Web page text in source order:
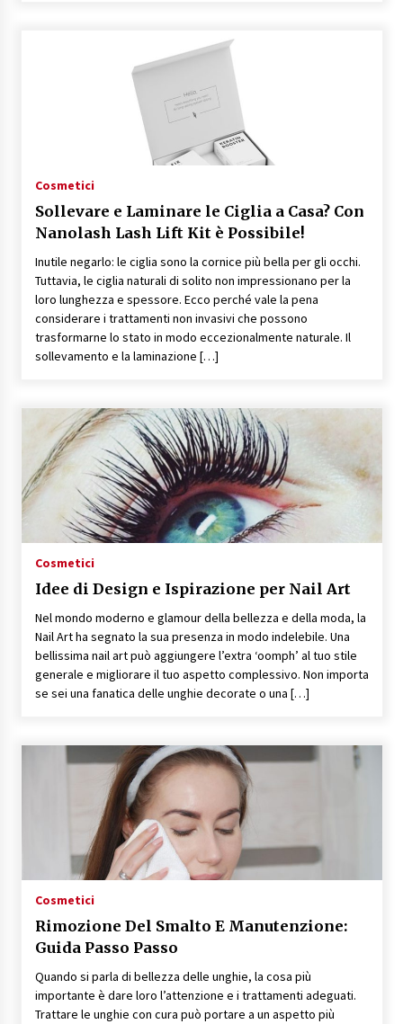
Cosmetici
Sollevare e Laminare le Ciglia a Casa? Con
Nanolash Lash Lift Kit è Possibile!
Inutile negarlo: le ciglia sono la cornice più bella per gli occhi.
Tuttavia, le ciglia naturali di solito non impressionano per la
loro lunghezza e spessore. Ecco perché vale la pena
considerare i trattamenti non invasivi che possono
trasformarne lo stato in modo eccezionalmente naturale. Il
sollevamento e la laminazione […]
Cosmetici
Idee di Design e Ispirazione per Nail Art
Nel mondo moderno e glamour della bellezza e della moda, la
Nail Art ha segnato la sua presenza in modo indelebile. Una
bellissima nail art può aggiungere l’extra ‘oomph’ al tuo stile
generale e migliorare il tuo aspetto complessivo. Non importa
se sei una fanatica delle unghie decorate o una […]
Cosmetici
Rimozione Del Smalto E Manutenzione:
Guida Passo Passo
Quando si parla di bellezza delle unghie, la cosa più
importante è dare loro l’attenzione e i trattamenti adeguati.
Trattare le unghie con cura può portare a un aspetto più